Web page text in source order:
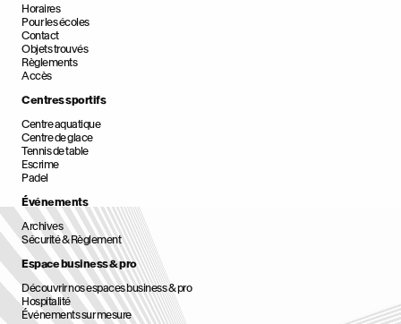
Horaires
Pour les écoles
Contact
Objets trouvés
Règlements
Accès
Centres sportifs
Centre aquatique
Centre de glace
Tennis de table
Escrime
Padel
Événements
Archives
Sécurité & Règlement
Espace business & pro
Découvrir nos espaces business & pro
Hospitalité
Événements sur mesure